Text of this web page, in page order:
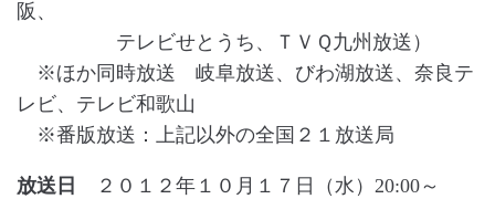
阪、
テレビせとうち、ＴＶＱ九州放送）
※ほか同時放送 岐阜放送、びわ湖放送、奈良テ
レビ、テレビ和歌山
※番版放送：上記以外の全国２１放送局
放送日
２０１２年１０月１７日（水）20:00～